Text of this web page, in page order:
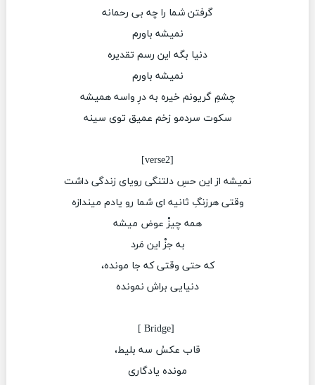
گرفتن شما را چه بی رحمانه
نمیشه باورم
دنیا بگه این رسم تقدیره
نمیشه باورم
چشمِ گریونم خیره به درِ واسه همیشه
سکوت سردمو زخم عمیق توی سینه
‏[verse2]
نمیشه از این حسِ دلتنگی رویای زندگی داشت
وقتی هرزنگِ ثانیه ای شما رو یادم میندازه
همه چیزْ عوض میشه
به جزْ این مَرد
که حتی وقتی که جا مونده،
دنیایی براش نمونده
‏ [Bridge ]
قاب عکسُ سه بلیط،
مونده يادگارى